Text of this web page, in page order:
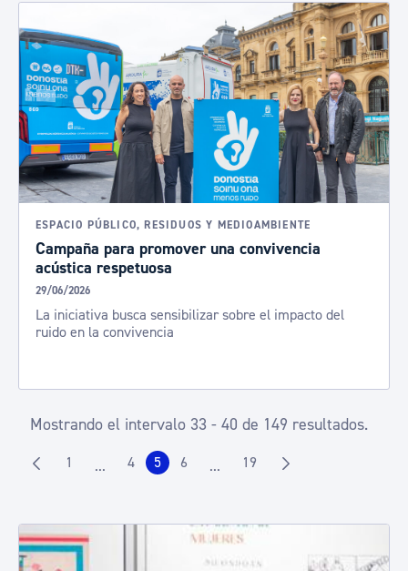
ESPACIO PÚBLICO, RESIDUOS Y MEDIOAMBIENTE
Campaña para promover una convivencia
acústica respetuosa
29/06/2026
La iniciativa busca sensibilizar sobre el impacto del
ruido en la convivencia
Mostrando el intervalo 33 - 40 de 149 resultados.
Página
1 ...Páginas intermedias Use TAB para desplazarse.
Página
4 Página
5 Página
6 ...Páginas intermedias Use TAB
Página
19